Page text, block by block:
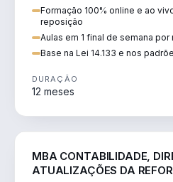
Formação 100% online e ao
reposição
Aulas em 1 final de semana por
Base na Lei 14.133 e nos
DURAÇÃO
12 meses
MBA CONTABILIDADE,
ATUALIZAÇÕES DA